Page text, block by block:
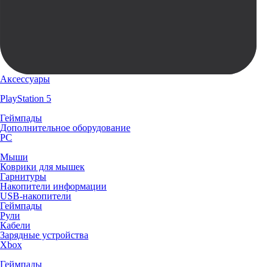
Аксессуары
PlayStation 5
Геймпады
Дополнительное оборудование
PC
Мыши
Коврики для мышек
Гарнитуры
Накопители информации
USB-накопители
Геймпады
Рули
Кабели
Зарядные устройства
Xbox
Геймпады